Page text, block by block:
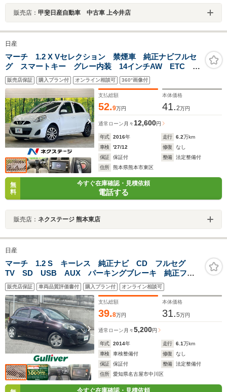
販売店： 甲斐日産自動車 中古車 上今井店
日産
マーチ 1.2 X Vセレクション 禁煙車 純正ナビフルセ
グ スマートキー グレー内装 14インチAW ETC
Bluetooth オートライト 電動格納ドアミラー DVD再
生 USB/AUX接続
販売店保証 購入プラン付 オンライン相談可 360°画像付
支払総額
52.9万円
本体価格
41.2万円
通常ローン 月々 12,600円
年式 2016年 走行 6.2万km
車検
'27/12 修復
なし
保証
保証付 整備
法定整備付
住所
熊本県熊本市東区
無
料
今すぐ在庫確認・見積依頼
電話する
販売店： ネクステージ 熊本東店
日産
マーチ 1.2 S キーレス 純正ナビ CD フルセグ
TV SD USB AUX パーキングブレーキ 純正フロ
アマット 純正ドアバイザー キーレスエントリー ハ
ロゲンライト 純正フロアマット 純正ドアバイザー
保証書 取扱説明書
販売店保証 車両品質評価書付 購入プラン付 オンライン相談可
支払総額
39.8万円
本体価格
31.5万円
通常ローン 月々5,200円
年式 2014年 走行 6.1万km
車検
車検整備付 修復
なし
保証
保証付 整備
法定整備付
住所
愛知県名古屋市中川区